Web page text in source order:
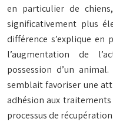
en particulier de
significativement plus
différence s’explique
l’augmentation de
possession d’un
semblait favoriser une
adhésion aux
processus de récupération.